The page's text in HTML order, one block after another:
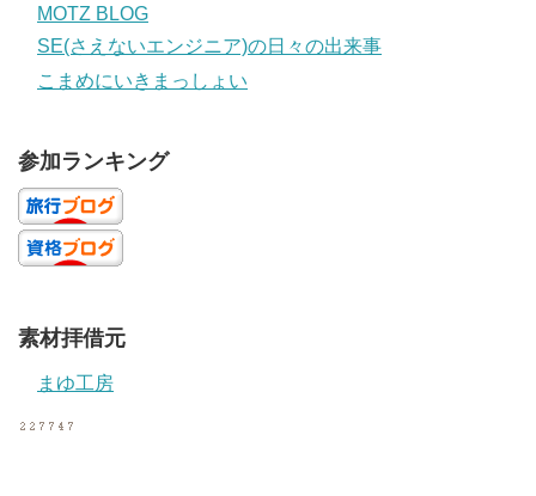
MOTZ BLOG
SE(さえないエンジニア)の日々の出来事
こまめにいきまっしょい
参加ランキング
素材拝借元
まゆ工房